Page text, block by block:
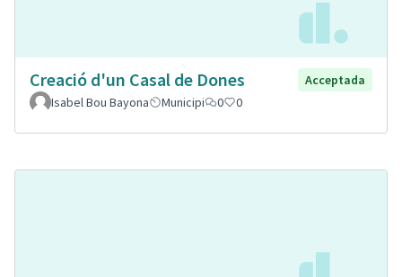
Creació d'un Casal de Dones
Acceptada
Isabel Bou Bayona
Municipi 0 0